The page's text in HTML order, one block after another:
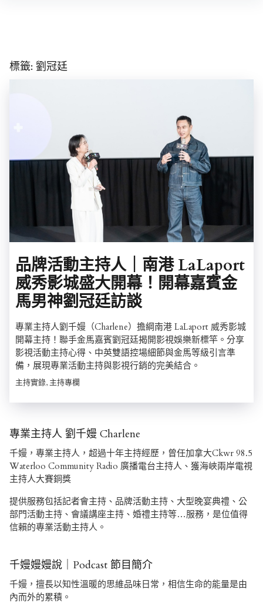
標籤: 劉冠廷
品牌活動主持人｜南港 LaLaport
威秀影城盛大開幕！開幕嘉賓金
馬男神劉冠廷訪談
專業主持人劉千嫚（Charlene）擔綱南港 LaLaport 威秀影城
開幕主持！聯手金馬嘉賓劉冠廷揭開影視娛樂新標竿。分享
影視活動主持心得、中英雙語控場細節與金馬等級引言準
備，展現專業活動主持與影視行銷的完美結合。
主持實錄, 主持專欄
專業主持人 劉千嫚 Charlene
千嫚，專業主持人，超過十年主持經歷，曾任加拿大Ckwr 98.5
Waterloo Community Radio 廣播電台主持人、獲海峽兩岸電視
主持人大賽銅獎
提供服務包括記者會主持、品牌活動主持、大型晚宴典禮、公
部門活動主持、會議講座主持、婚禮主持等…服務，是位值得
信賴的專業活動主持人。
千嫚嫚嫚說｜Podcast 節目簡介
千嫚，擅長以知性溫暖的思維品味日常，相信生命的能量是由
內而外的累積。